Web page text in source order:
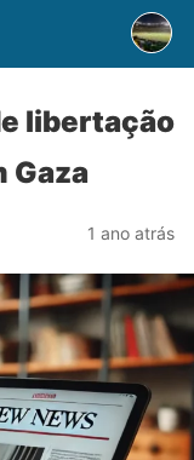
libertação
Gaza
1 ano atrás